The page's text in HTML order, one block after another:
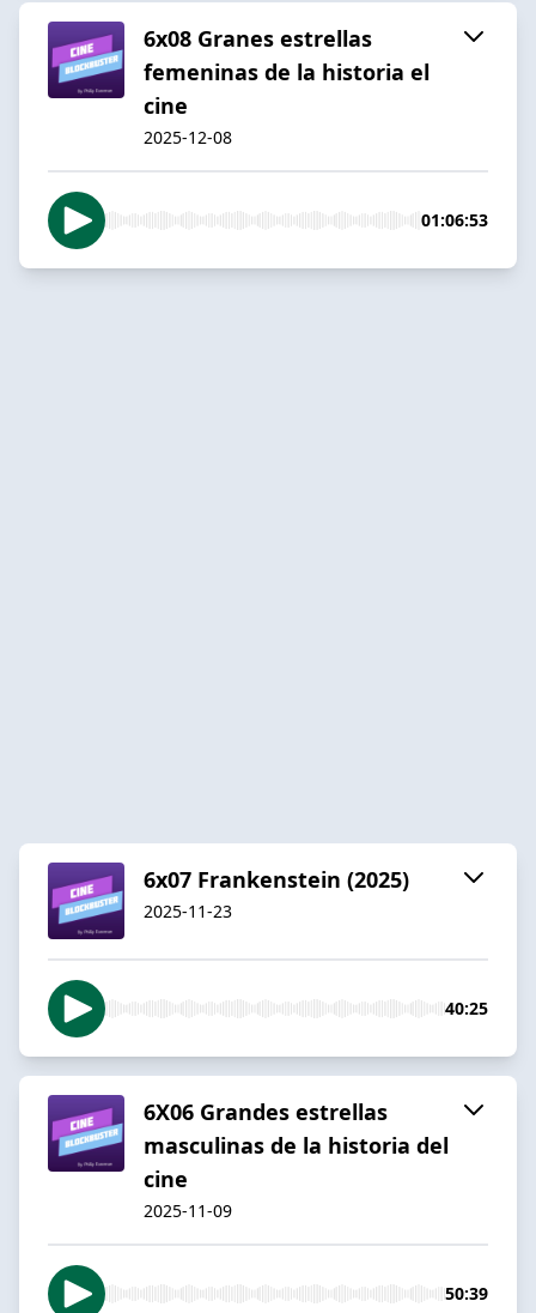
6x08 Granes estrellas
femeninas de la historia el
cine
2025-12-08
01:06:53
6x07 Frankenstein (2025)
2025-11-23
40:25
6X06 Grandes estrellas
masculinas de la historia del
cine
2025-11-09
50:39